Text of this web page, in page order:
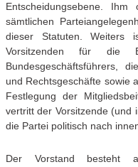
Entscheidungsebene.
sämtlichen
dieser Statuten. Weiters
Vorsitzenden für die
Bundesgeschäftsführers,
und Rechtsgeschäfte sowie
Festlegung der
vertritt der Vorsitzende (und
die Partei politisch nach
Der Vorstand besteht